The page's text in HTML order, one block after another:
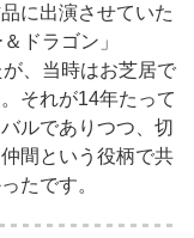
に出演させていた
ドラゴン」
、当時はお芝居で
それが14年たって
ルでありつつ、切
間という役柄で共
たです。